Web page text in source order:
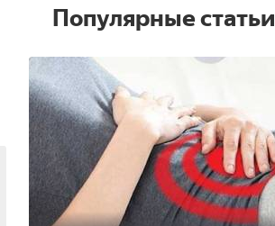
Популярные статьи